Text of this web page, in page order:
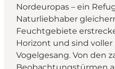
Nordeuropas – ein
Naturliebhaber
Feuchtgebiete
Horizont und sind
Vogelgesang. Von den
Beobachtungstürmen